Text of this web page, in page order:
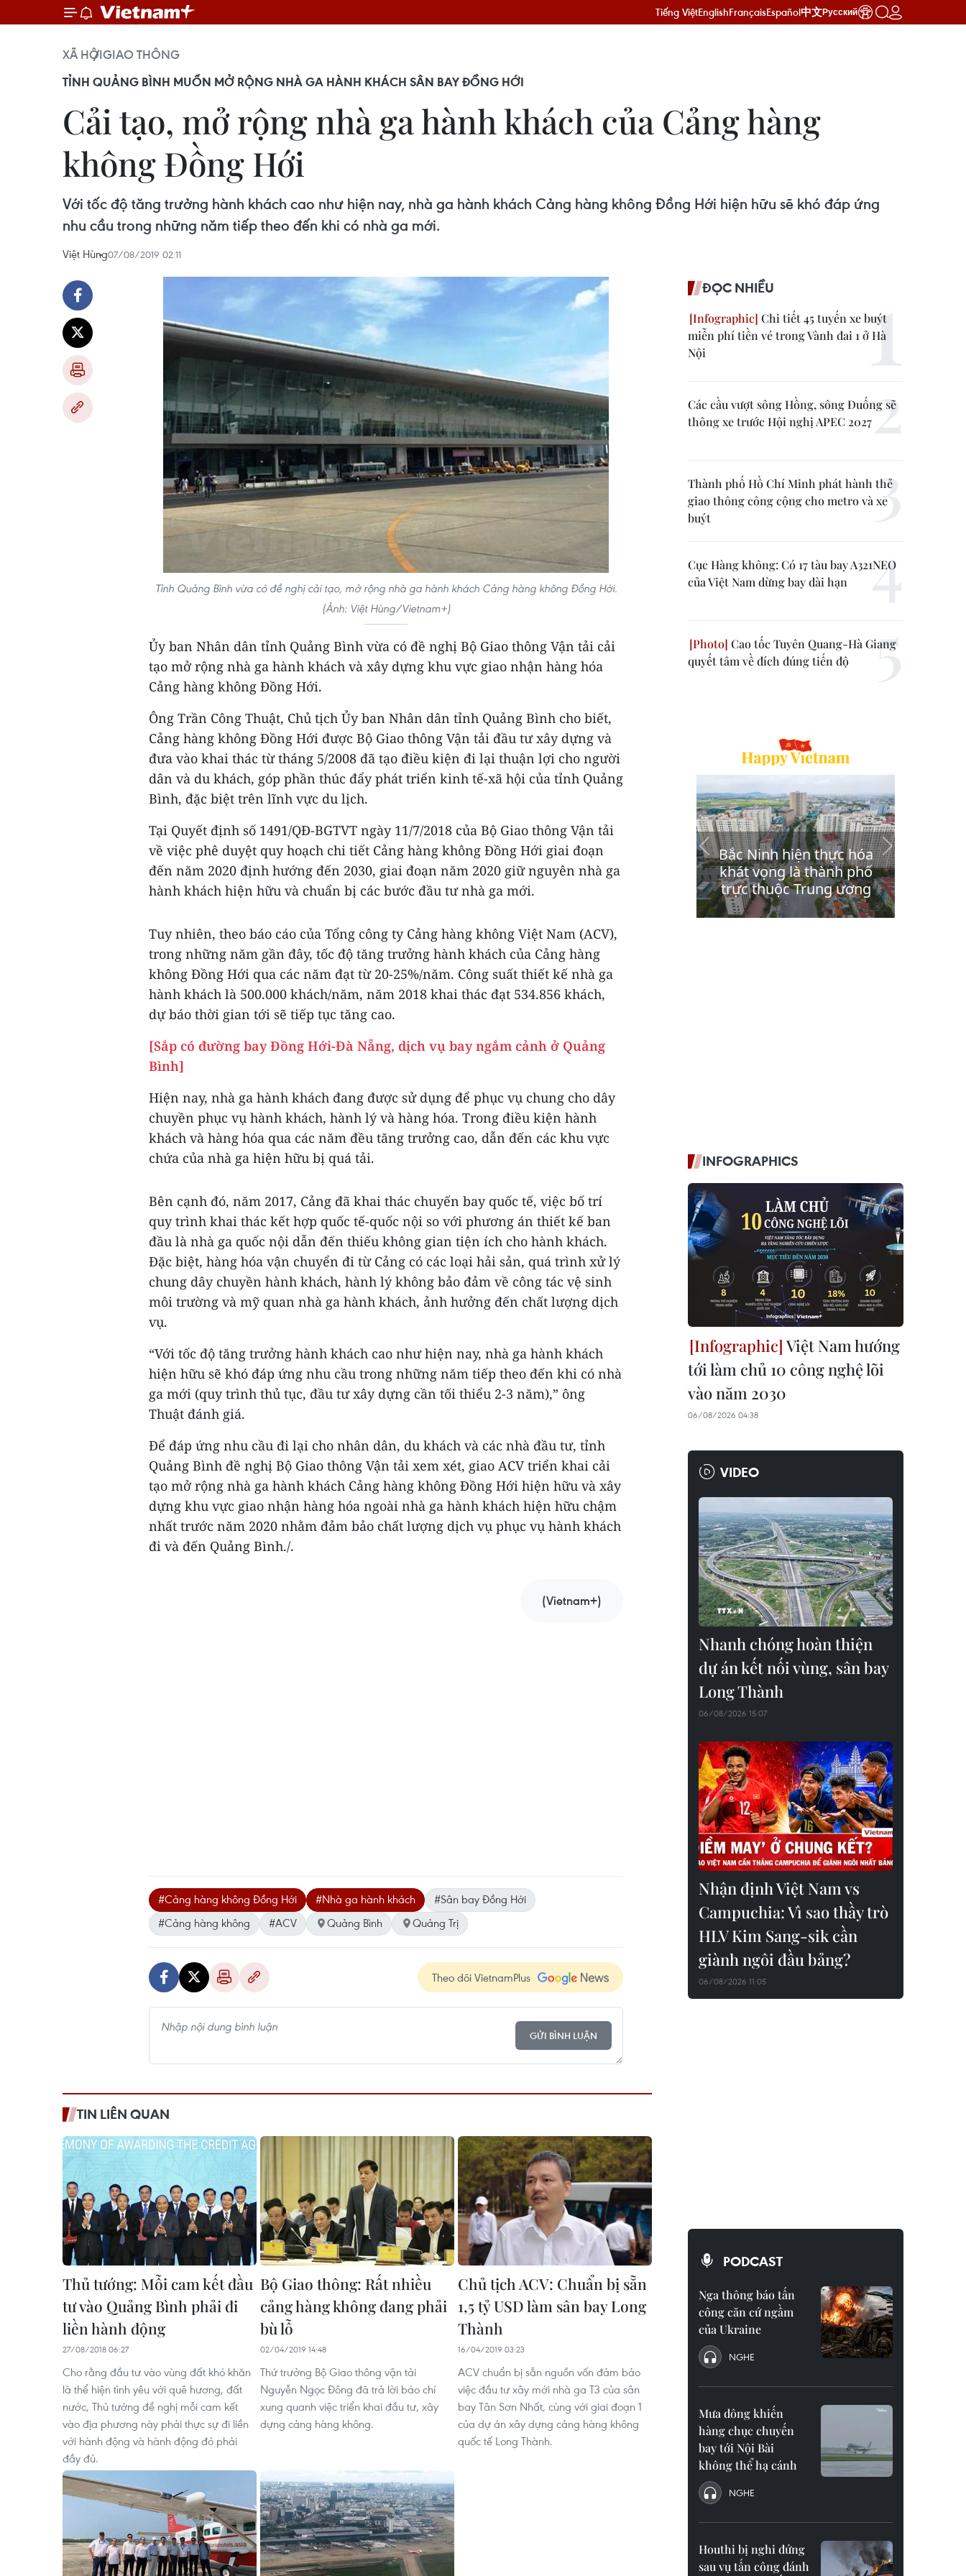
Tiếng ViệtEnglishFrançaisEspañol中文Русский
XÃ HỘIGIAO THÔNG
TỈNH QUẢNG BÌNH MUỐN MỞ RỘNG NHÀ GA HÀNH KHÁCH SÂN BAY ĐỒNG HỚI
Cải tạo, mở rộng nhà ga hành khách của Cảng hàng
không Đồng Hới
Với tốc độ tăng trưởng hành khách cao như hiện nay, nhà ga hành khách Cảng hàng không Đồng Hới hiện hữu sẽ khó đáp ứng
nhu cầu trong những năm tiếp theo đến khi có nhà ga mới.
Việt Hùng07/08/2019 02:11
Tỉnh Quảng Bình vừa có đề nghị cải tạo, mở rộng nhà ga hành khách Cảng hàng không Đồng Hới.
(Ảnh: Việt Hùng/Vietnam+)
Ủy ban Nhân dân tỉnh Quảng Bình vừa có đề nghị Bộ Giao thông Vận tải cải
tạo mở rộng nhà ga hành khách và xây dựng khu vực giao nhận hàng hóa
Cảng hàng không Đồng Hới.
Ông Trần Công Thuật, Chủ tịch Ủy ban Nhân dân tỉnh Quảng Bình cho biết,
Cảng hàng không Đồng Hới được Bộ Giao thông Vận tải đầu tư xây dựng và
đưa vào khai thác từ tháng 5/2008 đã tạo điều kiện đi lại thuận lợi cho người
dân và du khách, góp phần thúc đẩy phát triển kinh tế-xã hội của tỉnh Quảng
Bình, đặc biệt trên lĩnh vực du lịch.
Tại Quyết định số 1491/QĐ-BGTVT ngày 11/7/2018 của Bộ Giao thông Vận tải
về việc phê duyệt quy hoạch chi tiết Cảng hàng không Đồng Hới giai đoạn
đến năm 2020 định hướng đến 2030, giai đoạn năm 2020 giữ nguyên nhà ga
hành khách hiện hữu và chuẩn bị các bước đầu tư nhà ga mới.
Tuy nhiên, theo báo cáo của Tổng công ty Cảng hàng không Việt Nam (ACV),
trong những năm gần đây, tốc độ tăng trưởng hành khách của Cảng hàng
không Đồng Hới qua các năm đạt từ 20-25%/năm. Công suất thiết kế nhà ga
hành khách là 500.000 khách/năm, năm 2018 khai thác đạt 534.856 khách,
dự báo thời gian tới sẽ tiếp tục tăng cao.
[Sắp có đường bay Đồng Hới-Đà Nẵng, dịch vụ bay ngắm cảnh ở Quảng
Bình]
Hiện nay, nhà ga hành khách đang được sử dụng để phục vụ chung cho dây
chuyền phục vụ hành khách, hành lý và hàng hóa. Trong điều kiện hành
khách và hàng hóa qua các năm đều tăng trưởng cao, dẫn đến các khu vực
chứa của nhà ga hiện hữu bị quá tải.
Bên cạnh đó, năm 2017, Cảng đã khai thác chuyến bay quốc tế, việc bố trí
quy trình khai thác kết hợp quốc tế-quốc nội so với phương án thiết kế ban
đầu là nhà ga quốc nội dẫn đến thiếu không gian tiện ích cho hành khách.
Đặc biệt, hàng hóa vận chuyển đi từ Cảng có các loại hải sản, quá trình xử lý
chung dây chuyền hành khách, hành lý không bảo đảm về công tác vệ sinh
môi trường và mỹ quan nhà ga hành khách, ảnh hưởng đến chất lượng dịch
vụ.
“Với tốc độ tăng trưởng hành khách cao như hiện nay, nhà ga hành khách
hiện hữu sẽ khó đáp ứng nhu cầu trong những năm tiếp theo đến khi có nhà
ga mới (quy trình thủ tục, đầu tư xây dựng cần tối thiểu 2-3 năm),” ông
Thuật đánh giá.
Để đáp ứng nhu cầu đi lại cho nhân dân, du khách và các nhà đầu tư, tỉnh
Quảng Bình đề nghị Bộ Giao thông Vận tải xem xét, giao ACV triển khai cải
tạo mở rộng nhà ga hành khách Cảng hàng không Đồng Hới hiện hữu và xây
dựng khu vực giao nhận hàng hóa ngoài nhà ga hành khách hiện hữu chậm
nhất trước năm 2020 nhằm đảm bảo chất lượng dịch vụ phục vụ hành khách
đi và đến Quảng Bình./.
(Vietnam+)
#Cảng hàng không Đồng Hới #Nhà ga hành khách
#Sân bay Đồng Hới
#Cảng hàng không
#ACV Quảng Bình Quảng Trị
Theo dõi VietnamPlus
GỬI BÌNH LUẬN
TIN LIÊN QUAN
Thủ tướng: Mỗi cam kết đầu
tư vào Quảng Bình phải đi
liền hành động
27/08/2018 06:27
Cho rằng đầu tư vào vùng đất khó khăn
là thể hiện tình yêu với quê hương, đất
nước, Thủ tướng đề nghị mỗi cam kết
vào địa phương này phải thực sự đi liền
với hành động và hành động đó phải
đầy đủ.
Bộ Giao thông: Rất nhiều
cảng hàng không đang phải
bù lỗ
02/04/2019 14:48
Thứ trưởng Bộ Giao thông vận tải
Nguyễn Ngọc Đông đã trả lời báo chí
xung quanh việc triển khai đầu tư, xây
dựng cảng hàng không.
Chủ tịch ACV: Chuẩn bị sẵn
1,5 tỷ USD làm sân bay Long
Thành
16/04/2019 03:23
ACV chuẩn bị sẵn nguồn vốn đảm bảo
việc đầu tư xây mới nhà ga T3 của sân
bay Tân Sơn Nhất, cùng với giai đoạn 1
của dự án xây dựng cảng hàng không
quốc tế Long Thành.
ĐỌC NHIỀU
Chi tiết 45 tuyến xe buýt
miễn phí tiền vé trong Vành đai 1 ở Hà
Nội
Các cầu vượt sông Hồng, sông Đuống sẽ
thông xe trước Hội nghị APEC 2027
Thành phố Hồ Chí Minh phát hành thẻ
giao thông công cộng cho metro và xe
buýt
Cục Hàng không: Có 17 tàu bay A321NEO
của Việt Nam dừng bay dài hạn
Cao tốc Tuyên Quang-Hà Giang
quyết tâm về đích đúng tiến độ
INFOGRAPHICS
Việt Nam hướng
tới làm chủ 10 công nghệ lõi
vào năm 2030
06/08/2026 04:38
VIDEO
Nhanh chóng hoàn thiện
dự án kết nối vùng, sân bay
Long Thành
06/08/2026 15:07
Nhận định Việt Nam vs
Campuchia: Vì sao thầy trò
HLV Kim Sang-sik cần
giành ngôi đầu bảng?
06/08/2026 11:05
PODCAST
Nga thông báo tấn
công căn cứ ngầm
của Ukraine
NGHE
Mưa dông khiến
hàng chục chuyến
bay tới Nội Bài
không thể hạ cánh
NGHE
Houthi bị nghi đứng
sau vụ tấn công đánh